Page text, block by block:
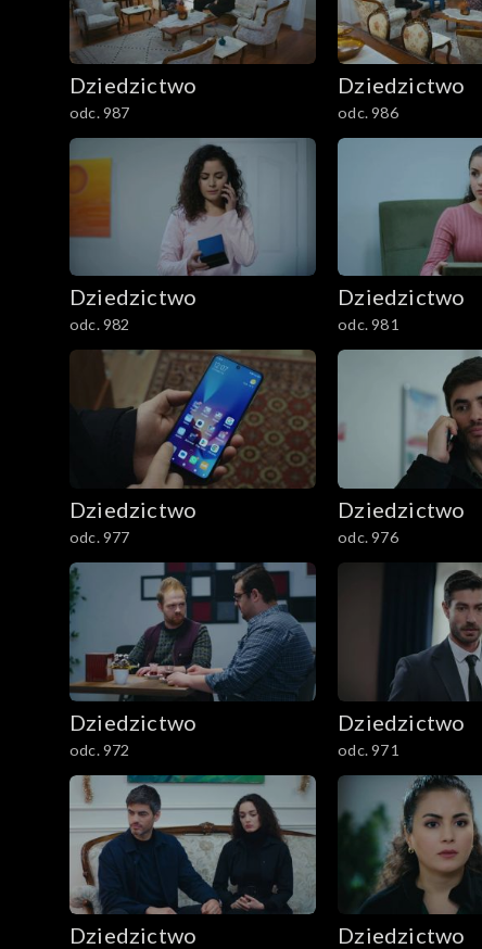
Dziedzictwo
odc. 987
Dziedzictwo
odc. 986
Dziedzictwo
odc. 982
Dziedzictwo
odc. 981
Dziedzictwo
odc. 977
Dziedzictwo
odc. 976
Dziedzictwo
odc. 972
Dziedzictwo
odc. 971
Dziedzictwo Dziedzictwo